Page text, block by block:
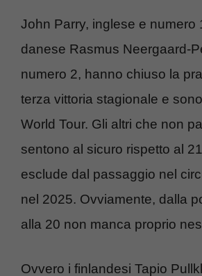
John Parry, inglese e numero
danese Rasmus Neergaard-
numero 2, hanno chiuso la
terza vittoria stagionale e
World Tour. Gli altri che non
sentono al sicuro rispetto al
esclude dal passaggio nel
nel 2025. Ovviamente, dalla
alla 20 non manca proprio
Ovvero i finlandesi Tapio